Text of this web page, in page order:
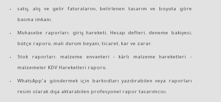
satış, alış ve gelir faturalarını, belirlenen tasarım ve boyuta göre
basma imkanı.
Muhasebe raporları: giriş hareketi, Hesap defteri, deneme bakiyesi,
bütçe raporu, mali durum beyanı, ticaret, kar ve zarar.
Stok raporları: malzeme envanteri – kârlı malzeme hareketleri –
malzemeler KDV Hareketleri raporu.
WhatsApp’a göndermek için barkodları yazdırabilen veya raporları
resim olarak dışa aktarabilen profesyonel rapor tasarımcısı.